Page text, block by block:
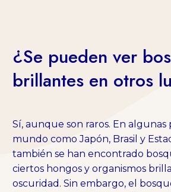
¿Se pueden ver
brillantes en otros
Sí, aunque son raros. En algunas
mundo como Japón, Brasil y
también se han encontrado
ciertos hongos y organismos
oscuridad. Sin embargo, el